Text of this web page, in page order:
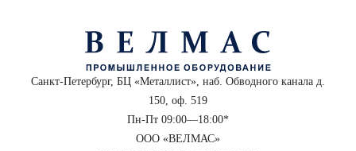
Санкт-Петербург, БЦ «Металлист», наб. Обводного канала д.
150, оф. 519
Пн-Пт 09:00—18:00*
ООО «ВЕЛМАС»